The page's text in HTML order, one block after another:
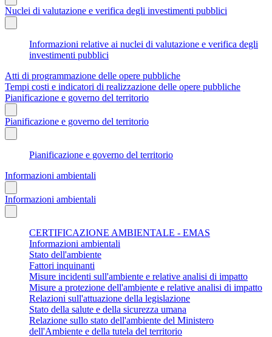
Nuclei di valutazione e verifica degli investimenti pubblici
Informazioni relative ai nuclei di valutazione e verifica degli
investimenti pubblici
Atti di programmazione delle opere pubbliche
Tempi costi e indicatori di realizzazione delle opere pubbliche
Pianificazione e governo del territorio
Pianificazione e governo del territorio
Pianificazione e governo del territorio
Informazioni ambientali
Informazioni ambientali
CERTIFICAZIONE AMBIENTALE - EMAS
Informazioni ambientali
Stato dell'ambiente
Fattori inquinanti
Misure incidenti sull'ambiente e relative analisi di impatto
Misure a protezione dell'ambiente e relative analisi di impatto
Relazioni sull'attuazione della legislazione
Stato della salute e della sicurezza umana
Relazione sullo stato dell'ambiente del Ministero
dell'Ambiente e della tutela del territorio